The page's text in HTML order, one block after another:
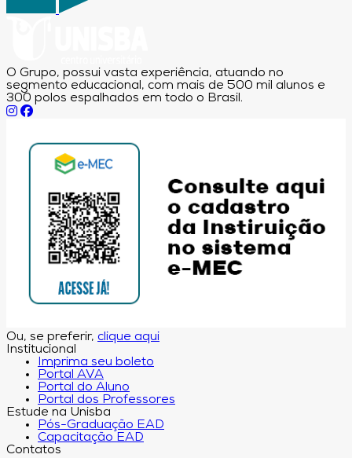
O Grupo, possui vasta experiência, atuando no
segmento educacional, com mais de 500 mil alunos e
300 polos espalhados em todo o Brasil.
Ou, se preferir, clique aqui
Institucional
Imprima seu boleto
Portal AVA
Portal do Aluno
Portal dos Professores
Estude na Unisba
Pós-Graduação EAD
Capacitação EAD
Contatos